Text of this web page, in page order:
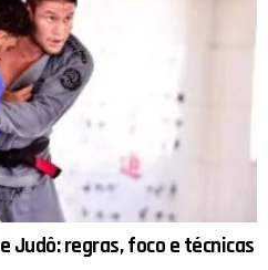
Judô: regras, foco e técnicas